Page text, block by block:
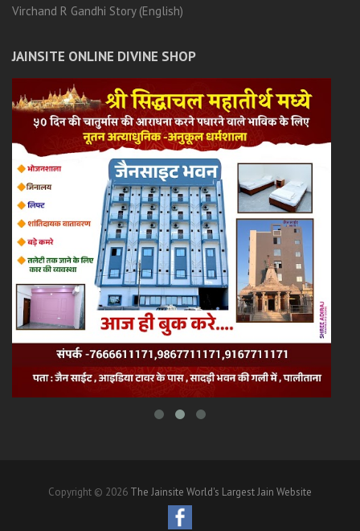
Virchand R Gandhi Story (English)
JAINSITE ONLINE DIVINE SHOP
Copyright © 2026 The Jainsite World's Largest Jain Website